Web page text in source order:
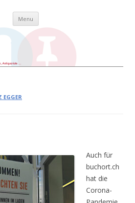
Bibliotheken, Antiquariate …
Menu Skip to content
EGGER
Auch für
buchort.ch
hat die
Corona-